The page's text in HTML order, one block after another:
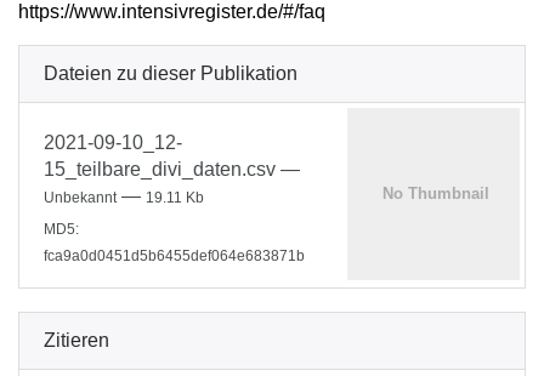
https://www.intensivregister.de/#/faq
Dateien zu dieser Publikation
2021-09-10_12-
15_teilbare_divi_daten.csv —
Unbekannt — 19.11 Kb
MD5:
fca9a0d0451d5b6455def064e683871b
Zitieren